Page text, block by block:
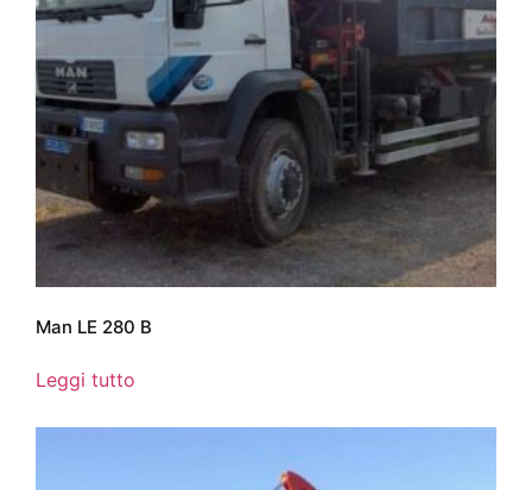
Man LE 280 B
Leggi tutto